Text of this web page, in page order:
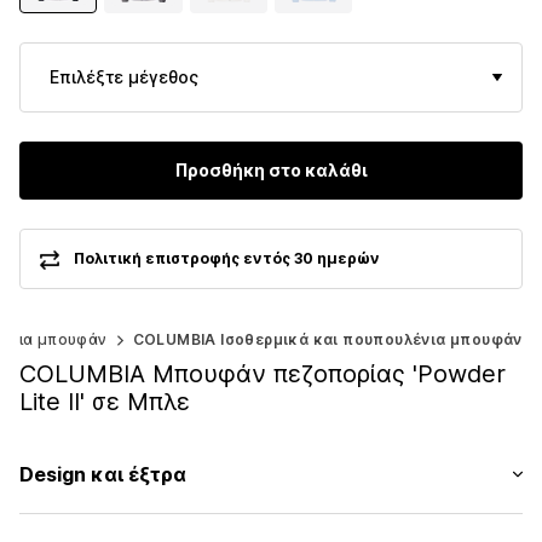
Επιλέξτε μέγεθος
Προσθήκη στο καλάθι
Πολιτική επιστροφής εντός 30 ημερών
μπουφάν COLUMBIA Ισοθερμικά και πουπουλένια μπουφάν
COLUMBIA Μπουφάν πεζοπορίας 'Powder
Lite II' σε Μπλε
Design και έξτρα